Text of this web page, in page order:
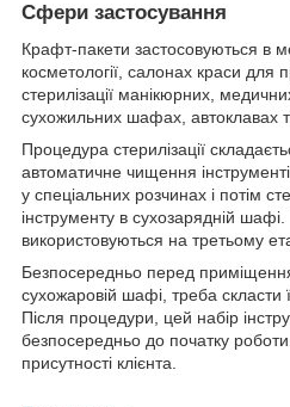
Сфери застосування
Крафт-пакети застосовуються в
косметології, салонах краси для
стерилізації манікюрних,
сухожильних шафах, автоклавах
Процедура стерилізації
автоматичне чищення
у спеціальних розчинах і потім
інструменту в сухозарядній
використовуються на третьому
Безпосередньо перед
сухожаровій шафі, треба скласти
Після процедури, цей набір
безпосередньо до початку
присутності клієнта.